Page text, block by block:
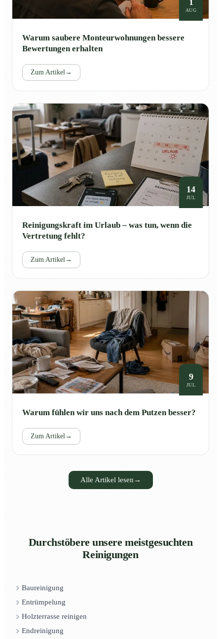
AUG
Warum saubere Monteurwohnungen bessere
Bewertungen erhalten
Zum Artikel→
14
JUL
Reinigungskraft im Urlaub – was tun, wenn die
Vertretung fehlt?
Zum Artikel→
9
JUL
Warum fühlen wir uns nach dem Putzen besser?
Zum Artikel→
Alle Artikel lesen →
Durchstöbere unsere meistgesuchten
Reinigungen
Baureinigung
Entrümpelung
Holzterrasse reinigen
Endreinigung